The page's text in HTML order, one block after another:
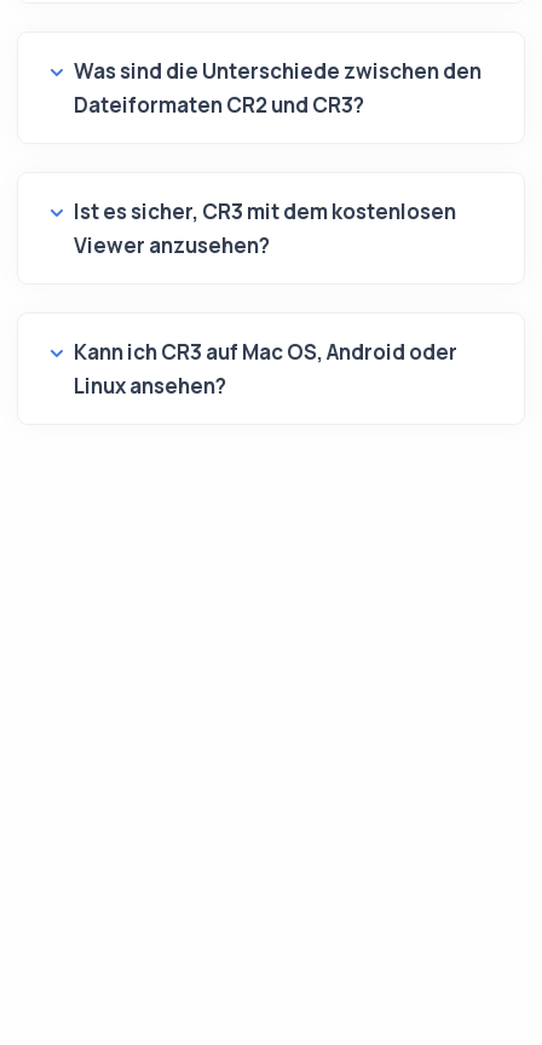
Was sind die Unterschiede zwischen den
Dateiformaten CR2 und CR3?
Ist es sicher, CR3 mit dem kostenlosen
Viewer anzusehen?
Kann ich CR3 auf Mac OS, Android oder
Linux ansehen?